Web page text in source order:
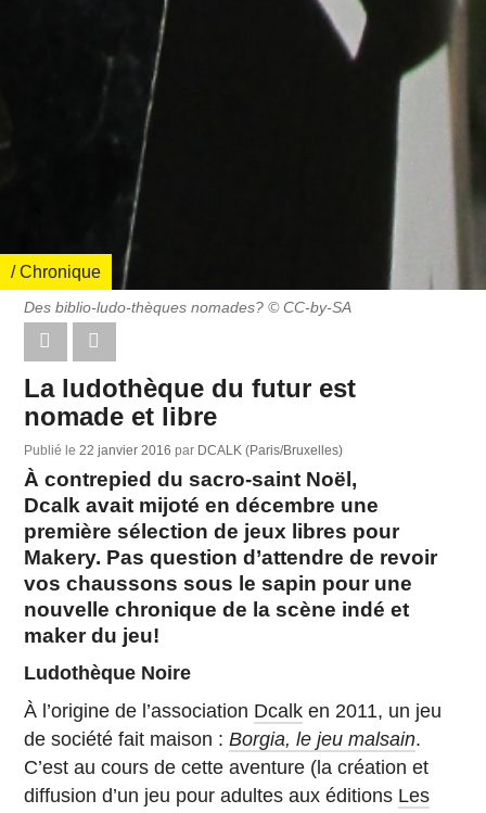
/ Chronique
Des biblio-ludo-thèques nomades? © CC-by-SA
La ludothèque du futur est
nomade et libre
Publié le 22 janvier 2016par DCALK (Paris/Bruxelles)
À contrepied du sacro-saint Noël,
Dcalk avait mijoté en décembre une
première sélection de jeux libres pour
Makery. Pas question d’attendre de revoir
vos chaussons sous le sapin pour une
nouvelle chronique de la scène indé et
maker du jeu!
Ludothèque Noire
À l’origine de l’association Dcalk en 2011, un jeu
de société fait maison :Borgia, le jeu malsain.
C’est au cours de cette aventure (la création et
diffusion d’un jeu pour adultes aux éditions Les